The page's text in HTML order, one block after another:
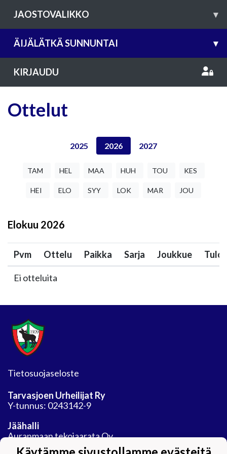
JAOSTOVALIKKO ▾
ÄIJÄLÄTKÄ SUNNUNTAI ▾
KIRJAUDU
Ottelut
2025 2026 2027
TAM HEL MAA HUH TOU KES
HEI ELO SYY LOK MAR JOU
Elokuu 2026
Pvm Ottelu Paikka Sarja Joukkue Tulos
Ei otteluita
Tietosuojaseloste
Tarvasjoen Urheilijat Ry
Y-tunnus: 0243142-9
Jäähalli
Auranmaan tekojaarata Oy
Areenatie 30